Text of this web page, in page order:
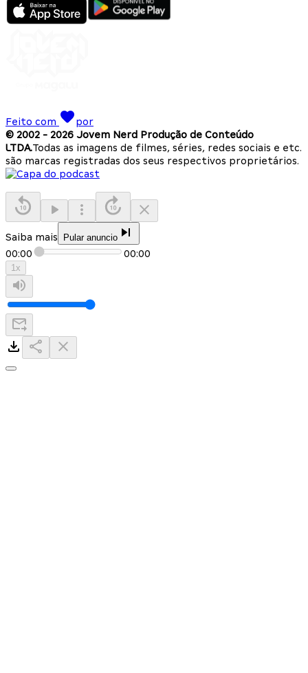
Feito com
por
© 2002 - 2026 Jovem Nerd Produção de Conteúdo
LTDA.Todas as imagens de filmes, séries, redes sociais e etc.
são marcas registradas dos seus respectivos proprietários.
Saiba mais Pular anuncio
00:00 00:00
1 x